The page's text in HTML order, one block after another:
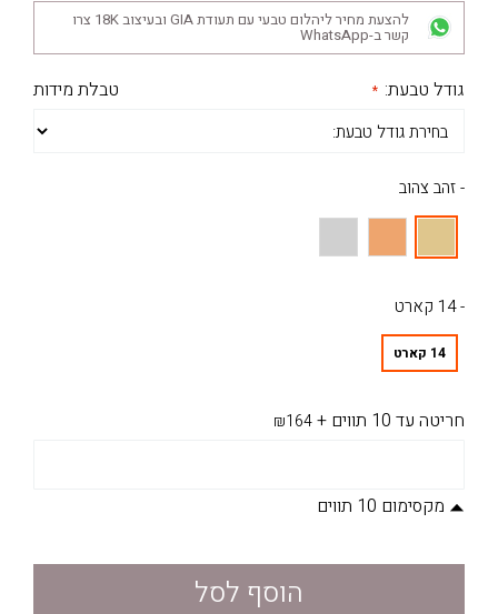
להצעת מחיר ליהלום טבעי עם תעודת GIA ובעיצוב 18K צרו
קשר ב-WhatsApp
טבלת מידות גודל טבעת:
- זהב צהוב
- 14 קארט
14 קארט
חריטה עד 10 תווים +
₪164
מקסימום 10 תווים
הוסף לסל